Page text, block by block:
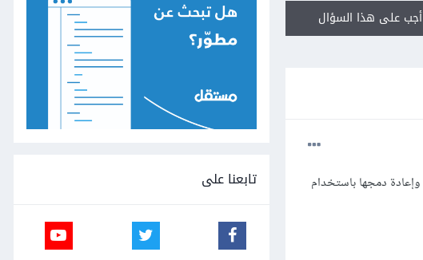
أجب على هذا السؤال
أتعلم حالياً التعامل مع مكتبة cv2 وأبحث عن دالة تساعدني في تقسيم الصورة إلى ثلاث صور لقنوات RGB وإعادة دمجها باستخدام
تابعنا على